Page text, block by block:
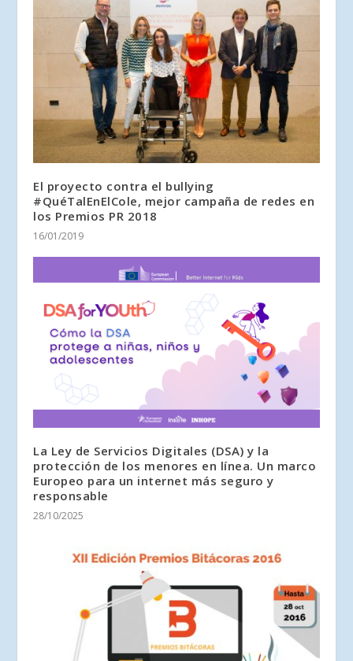
El proyecto contra el bullying
#QuéTalEnElCole, mejor campaña de redes en
los Premios PR 2018
16/01/2019
La Ley de Servicios Digitales (DSA) y la
protección de los menores en línea. Un marco
Europeo para un internet más seguro y
responsable
28/10/2025